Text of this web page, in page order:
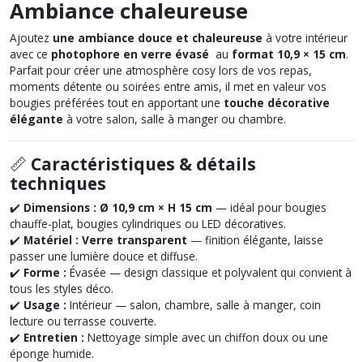
Ambiance chaleureuse
Ajoutez une ambiance douce et chaleureuse à votre intérieur
avec ce photophore en verre évasé au format 10,9 × 15 cm.
Parfait pour créer une atmosphère cosy lors de vos repas,
moments détente ou soirées entre amis, il met en valeur vos
bougies préférées tout en apportant une touche décorative
élégante à votre salon, salle à manger ou chambre.
📏 Caractéristiques & détails
techniques
✔️ Dimensions : Ø 10,9 cm × H 15 cm — idéal pour bougies
chauffe-plat, bougies cylindriques ou LED décoratives.
✔️ Matériel : Verre transparent — finition élégante, laisse
passer une lumière douce et diffuse.
✔️ Forme : Évasée — design classique et polyvalent qui convient à
tous les styles déco.
✔️ Usage : Intérieur — salon, chambre, salle à manger, coin
lecture ou terrasse couverte.
✔️ Entretien : Nettoyage simple avec un chiffon doux ou une
éponge humide.